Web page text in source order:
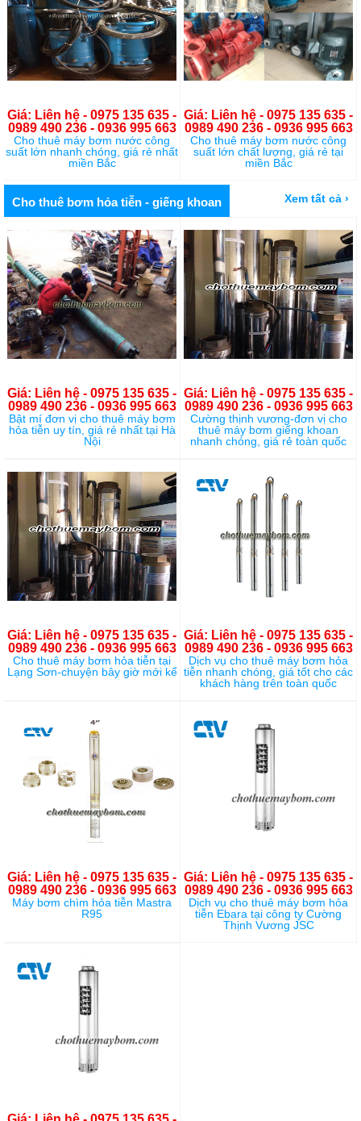
Giá: Liên hệ - 0975 135 635 -
0989 490 236 - 0936 995 663
Cho thuê máy bơm nước công
suất lớn nhanh chóng, giá rẻ nhất
miền Bắc
Giá: Liên hệ - 0975 135 635 -
0989 490 236 - 0936 995 663
Cho thuê máy bơm nước công
suất lớn chất lượng, giá rẻ tại
miền Bắc
Cho thuê bơm hỏa tiễn - giếng khoan Xem tất cả ›
Giá: Liên hệ - 0975 135 635 -
0989 490 236 - 0936 995 663
Bật mí đơn vị cho thuê máy bơm
hỏa tiễn uy tín, giá rẻ nhất tại Hà
Nội
Giá: Liên hệ - 0975 135 635 -
0989 490 236 - 0936 995 663
Cường thịnh vương-đơn vị cho
thuê máy bơm giếng khoan
nhanh chóng, giá rẻ toàn quốc
Giá: Liên hệ - 0975 135 635 -
0989 490 236 - 0936 995 663
Cho thuê máy bơm hỏa tiễn tại
Lạng Sơn-chuyện bây giờ mới kể
Giá: Liên hệ - 0975 135 635 -
0989 490 236 - 0936 995 663
Dịch vụ cho thuê máy bơm hỏa
tiễn nhanh chóng, giá tốt cho các
khách hàng trên toàn quốc
Giá: Liên hệ - 0975 135 635 -
0989 490 236 - 0936 995 663
Máy bơm chìm hỏa tiễn Mastra
R95
Giá: Liên hệ - 0975 135 635 -
0989 490 236 - 0936 995 663
Dịch vụ cho thuê máy bơm hỏa
tiễn Ebara tại công ty Cường
Thịnh Vương JSC